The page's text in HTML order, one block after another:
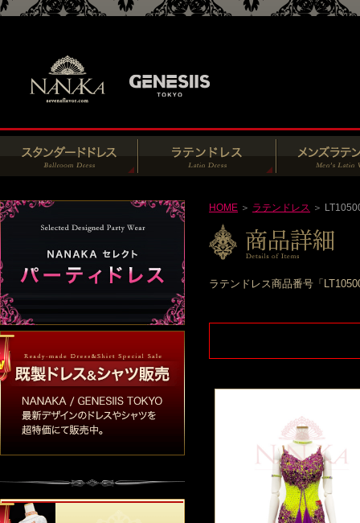
HOME ＞ ラテンドレス ＞
ラテンドレス商品番号「